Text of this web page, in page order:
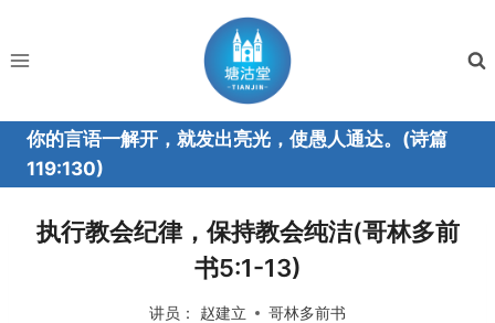
内
你的言语一解开，就发出亮光，使愚人通达。(诗篇
119:130)
执行教会纪律，保持教会纯洁(哥林多前
书5:1-13)
讲员： 赵建立 哥林多前书